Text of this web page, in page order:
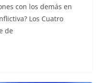
con los demás en
Los Cuatro
de